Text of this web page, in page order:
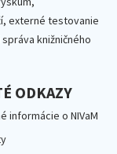
externé testovanie
knižničného
ODKAZY
informácie o NIVaM